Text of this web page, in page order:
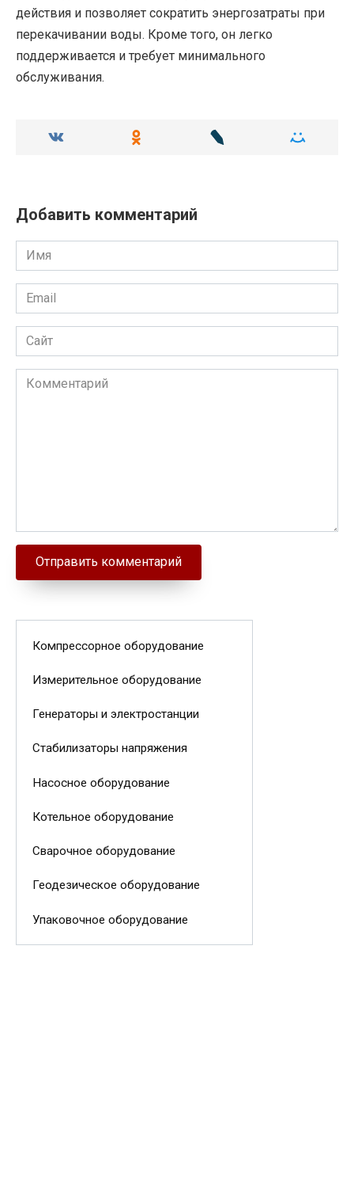
действия и позволяет сократить энергозатраты при
перекачивании воды. Кроме того, он легко
поддерживается и требует минимального
обслуживания.
Добавить комментарий
Имя
Email
Сайт
Комментарий
Компрессорное оборудование
Измерительное оборудование
Генераторы и электростанции
Стабилизаторы напряжения
Насосное оборудование
Котельное оборудование
Сварочное оборудование
Геодезическое оборудование
Упаковочное оборудование